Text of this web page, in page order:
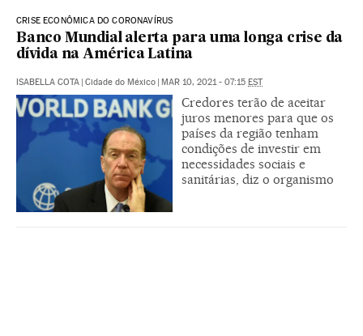
CRISE ECONÔMICA DO CORONAVÍRUS
Banco Mundial alerta para uma longa crise da
dívida na América Latina
ISABELLA COTA Cidade do México MAR 10, 2021 - 07:15 EST
Credores terão de aceitar
juros menores para que os
países da região tenham
condições de investir em
necessidades sociais e
sanitárias, diz o organismo